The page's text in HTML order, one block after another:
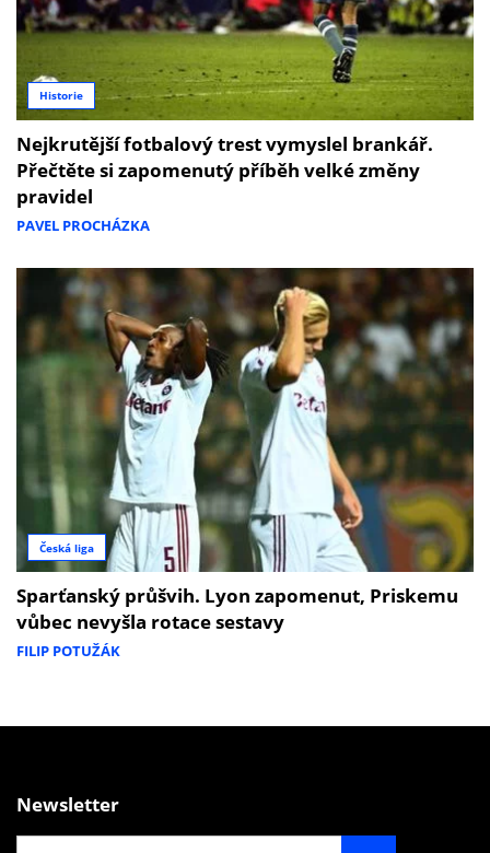
Historie
Nejkrutější fotbalový trest vymyslel brankář.
Přečtěte si zapomenutý příběh velké změny
pravidel
PAVEL PROCHÁZKA
Česká liga
Sparťanský průšvih. Lyon zapomenut, Priskemu
vůbec nevyšla rotace sestavy
FILIP POTUŽÁK
Newsletter